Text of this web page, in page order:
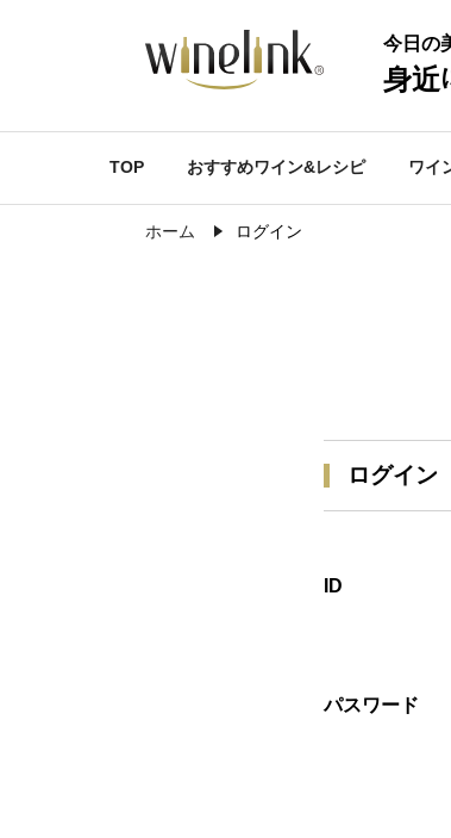
今日の
身近
TOP おすすめワイン&レシピ ワイ
ホーム ログイン
ログイン
ID
パスワード